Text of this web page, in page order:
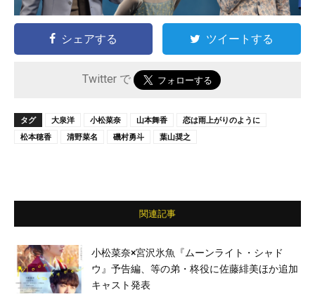
シェアする ツイートする
Twitter で
タグ 大泉洋 小松菜奈 山本舞香
恋は雨上がりのように
松本穂香
清野菜名 磯村勇斗 葉山奨之
関連記事
小松菜奈×宮沢氷魚『ムーンライト・シャド
ウ』予告編、等の弟・柊役に佐藤緋美ほか追加
キャスト発表